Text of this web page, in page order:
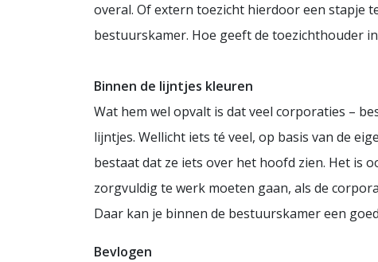
overal. Of extern toezicht hierdoor een stapje
bestuurskamer. Hoe geeft de toezichthouder
Binnen de lijntjes kleuren
Wat hem wel opvalt is dat veel corporaties –
lijntjes. Wellicht iets té veel, op basis van de
bestaat dat ze iets over het hoofd zien. Het is
zorgvuldig te werk moeten gaan, als de
Daar kan je binnen de bestuurskamer een
Bevlogen